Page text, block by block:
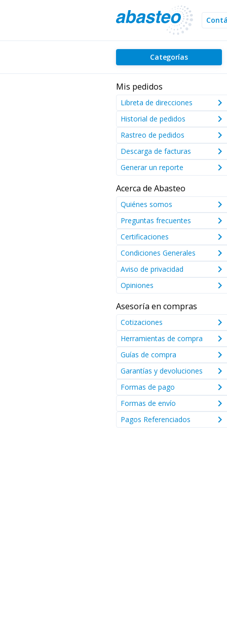
Categorías
Mis pedidos
keyboard_arrow_right
Libreta de direcciones
keyboard_arrow_right
Historial de pedidos
keyboard_arrow_right
Rastreo de pedidos
keyboard_arrow_right
Descarga de facturas
keyboard_arrow_right
Generar un reporte
Acerca de Abasteo
keyboard_arrow_right
Quiénes somos
keyboard_arrow_right
Preguntas frecuentes
keyboard_arrow_right
Certificaciones
keyboard_arrow_right
Condiciones Generales
keyboard_arrow_right
Aviso de privacidad
keyboard_arrow_right
Opiniones
Asesoría en compras
keyboard_arrow_right
Cotizaciones
keyboard_arrow_right
Herramientas de compra
keyboard_arrow_right
Guías de compra
keyboard_arrow_right
Garantías y devoluciones
keyboard_arrow_right
Formas de pago
keyboard_arrow_right
Formas de envío
keyboard_arrow_right
Pagos Referenciados